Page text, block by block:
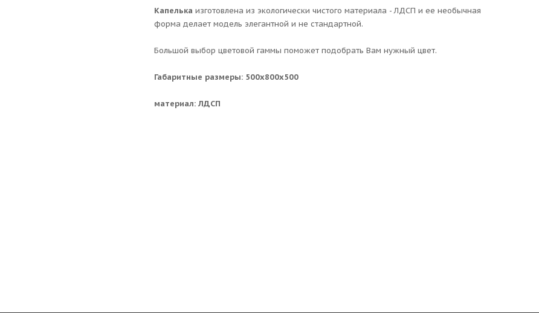
Капелька изготовлена из экологически чистого материала - ЛДСП и ее необычная
форма делает модель элегантной и не стандартной.
Большой выбор цветовой гаммы поможет подобрать Вам нужный цвет.
Габаритные размеры: 500х800х500
материал: ЛДСП